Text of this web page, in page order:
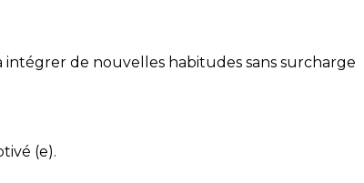
de nouvelles habitudes sans surcharge
(e).